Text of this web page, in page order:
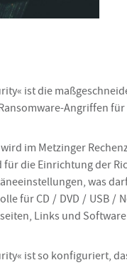
ist die
Angriffen für
im Metzinger
die Einrichtung der
was
für CD / DVD / USB /
Links und
ist so konfiguriert,